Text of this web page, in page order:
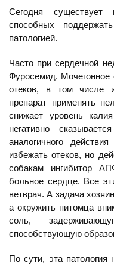
Сегодня существует
способных
патологией.
Часто при сердечной
Фуросемид. Мочегонное
отеков, в том числе
препарат применять
снижает уровень
негативно
аналогичного
избежать отеков, но
собакам ингибитор
больное сердце. Все
ветврач. А задача
а окружить питомца
соль,
способствующую
По сути, эта патология